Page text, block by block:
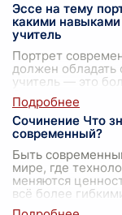
Эссе на тему
какими
учитель
Портрет
должен
учитель — это
Он выступает в
Сочинение Что
современный?
Быть
мире, где
меняются
всё более